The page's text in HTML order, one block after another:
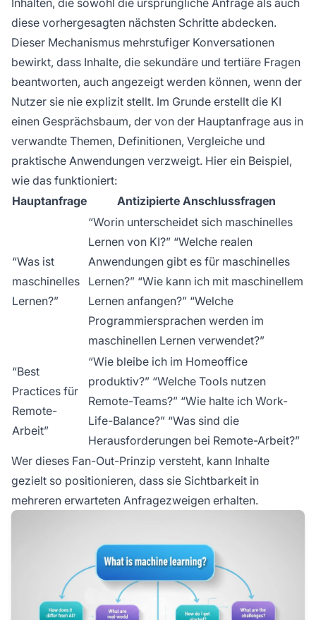
Inhalten, die sowohl die ursprüngliche Anfrage als auch
diese vorhergesagten nächsten Schritte abdecken.
Dieser Mechanismus mehrstufiger Konversationen
bewirkt, dass Inhalte, die sekundäre und tertiäre Fragen
beantworten, auch angezeigt werden können, wenn der
Nutzer sie nie explizit stellt. Im Grunde erstellt die KI
einen Gesprächsbaum, der von der Hauptanfrage aus in
verwandte Themen, Definitionen, Vergleiche und
praktische Anwendungen verzweigt. Hier ein Beispiel,
wie das funktioniert:
Hauptanfrage
Antizipierte Anschlussfragen
“Was ist
maschinelles
Lernen?”
“Worin unterscheidet sich maschinelles
Lernen von KI?” “Welche realen
Anwendungen gibt es für maschinelles
Lernen?” “Wie kann ich mit maschinellem
Lernen anfangen?” “Welche
Programmiersprachen werden im
maschinellen Lernen verwendet?”
“Best
Practices für
Remote-
Arbeit”
“Wie bleibe ich im Homeoffice
produktiv?” “Welche Tools nutzen
Remote-Teams?” “Wie halte ich Work-
Life-Balance?” “Was sind die
Herausforderungen bei Remote-Arbeit?”
Wer dieses Fan-Out-Prinzip versteht, kann Inhalte
gezielt so positionieren, dass sie Sichtbarkeit in
mehreren erwarteten Anfragezweigen erhalten.